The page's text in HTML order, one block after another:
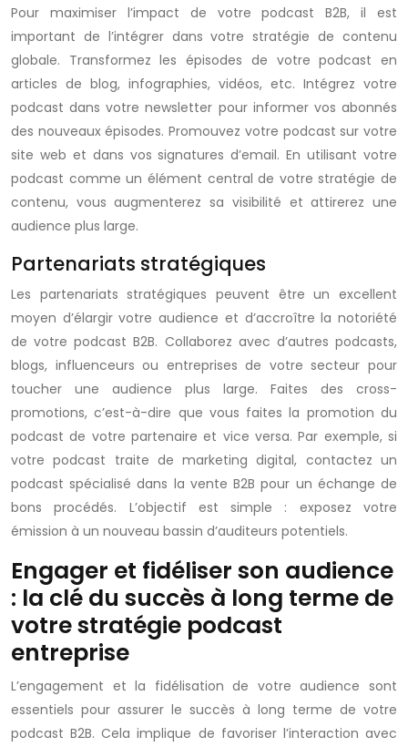
Pour maximiser l’impact de votre podcast B2B, il est
important de l’intégrer dans votre stratégie de contenu
globale. Transformez les épisodes de votre podcast en
articles de blog, infographies, vidéos, etc. Intégrez votre
podcast dans votre newsletter pour informer vos abonnés
des nouveaux épisodes. Promouvez votre podcast sur votre
site web et dans vos signatures d’email. En utilisant votre
podcast comme un élément central de votre stratégie de
contenu, vous augmenterez sa visibilité et attirerez une
audience plus large.
Partenariats stratégiques
Les partenariats stratégiques peuvent être un excellent
moyen d’élargir votre audience et d’accroître la notoriété
de votre podcast B2B. Collaborez avec d’autres podcasts,
blogs, influenceurs ou entreprises de votre secteur pour
toucher une audience plus large. Faites des cross-
promotions, c’est-à-dire que vous faites la promotion du
podcast de votre partenaire et vice versa. Par exemple, si
votre podcast traite de marketing digital, contactez un
podcast spécialisé dans la vente B2B pour un échange de
bons procédés. L’objectif est simple : exposez votre
émission à un nouveau bassin d’auditeurs potentiels.
Engager et fidéliser son audience
: la clé du succès à long terme de
votre stratégie podcast
entreprise
L’engagement et la fidélisation de votre audience sont
essentiels pour assurer le succès à long terme de votre
podcast B2B. Cela implique de favoriser l’interaction avec